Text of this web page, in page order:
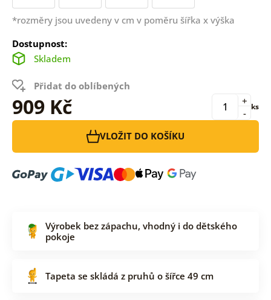
*rozměry jsou uvedeny v cm v poměru šířka x výška
Dostupnost:
Skladem
Přidat do oblíbených
909 Kč -
+ ks
VLOŽIT DO KOŠÍKU
Výrobek bez zápachu, vhodný i do dětského
pokoje
Tapeta se skládá z pruhů o šířce 49 cm